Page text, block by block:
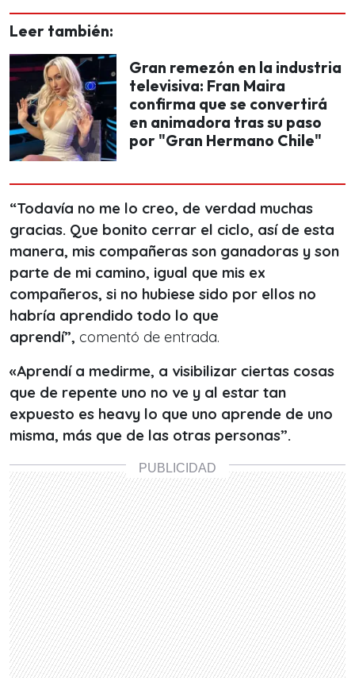
Leer también:
Gran remezón en la industria
televisiva: Fran Maira
confirma que se convertirá
en animadora tras su paso
por "Gran Hermano Chile"
“Todavía no me lo creo, de verdad muchas
gracias. Que bonito cerrar el ciclo, así de esta
manera, mis compañeras son ganadoras y son
parte de mi camino, igual que mis ex
compañeros, si no hubiese sido por ellos no
habría aprendido todo lo que
aprendí”, comentó de entrada.
«Aprendí a medirme, a visibilizar ciertas cosas
que de repente uno no ve y al estar tan
expuesto es heavy lo que uno aprende de uno
misma, más que de las otras personas”.